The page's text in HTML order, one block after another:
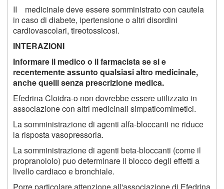
II medicinale deve essere somministrato con cautela
in caso di diabete, ipertensione o altri disordini
cardiovascolari, tireotossicosi.
INTERAZIONI
Informare il medico o il farmacista se si e
recentemente assunto qualsiasi altro medicinale,
anche quelli senza prescrizione medica.
Efedrina Cloidra-o non dovrebbe essere utilizzato in
associazione con altri medicinali simpaticomimetici.
La somministrazione di agenti alfa-bloccanti ne riduce
la risposta vasopressoria.
La somministrazione di agenti beta-bloccanti (come il
propranololo) puo determinare il blocco degli effetti a
livello cardiaco e bronchiale.
Porre particolare attenzione all'associazione di Efedrina